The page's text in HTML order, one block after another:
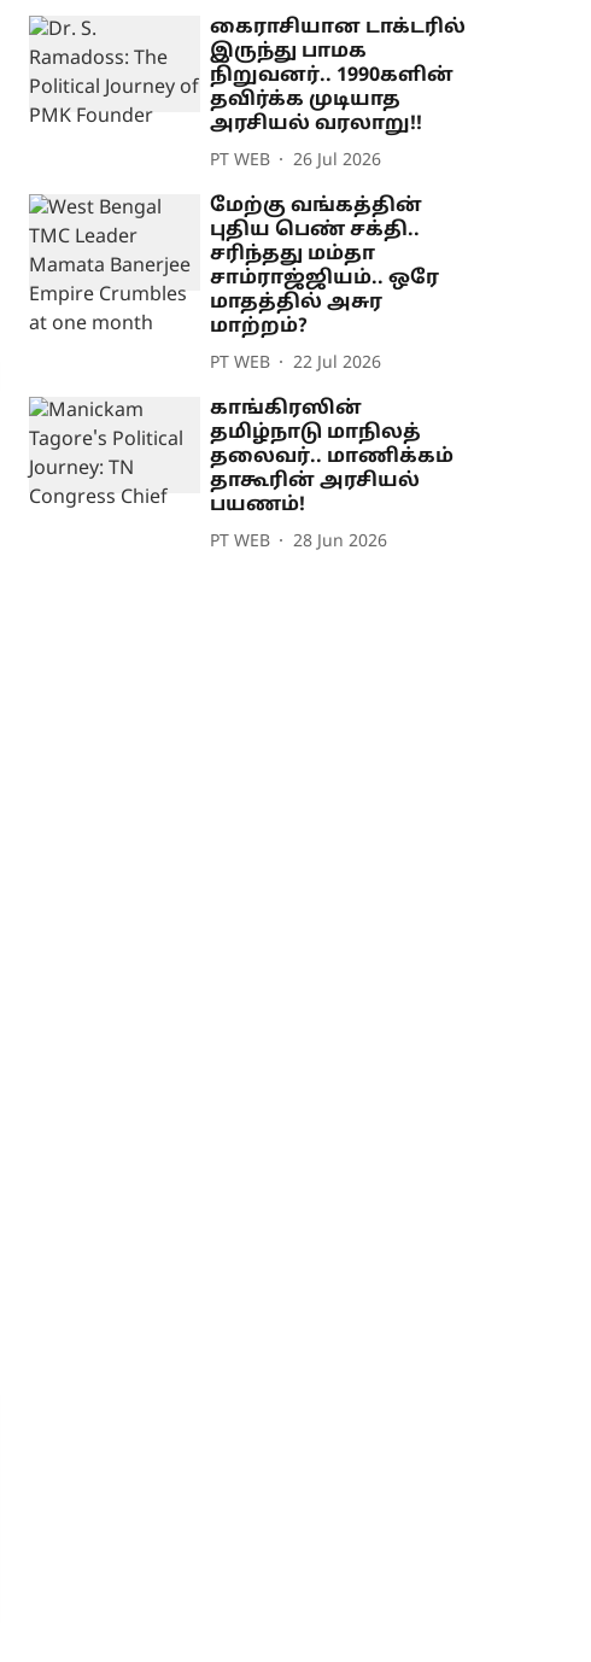
கைராசியான டாக்டரில்
இருந்து பாமக
நிறுவனர்.. 1990களின்
தவிர்க்க முடியாத
அரசியல் வரலாறு!!
PT WEB 26 Jul 2026
மேற்கு வங்கத்தின்
புதிய பெண் சக்தி..
சரிந்தது மம்தா
சாம்ராஜ்ஜியம்.. ஒரே
மாதத்தில் அசுர
மாற்றம்?
PT WEB 22 Jul 2026
காங்கிரஸின்
தமிழ்நாடு மாநிலத்
தலைவர்.. மாணிக்கம்
தாகூரின் அரசியல்
பயணம்!
PT WEB 28 Jun 2026